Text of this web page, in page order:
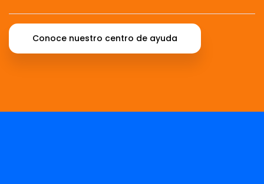
Conoce nuestro centro de ayuda